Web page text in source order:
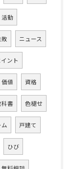
活動
敗 ニュース
ント
価値 資格
科書 色褪せ
ム 戸建て
ひび